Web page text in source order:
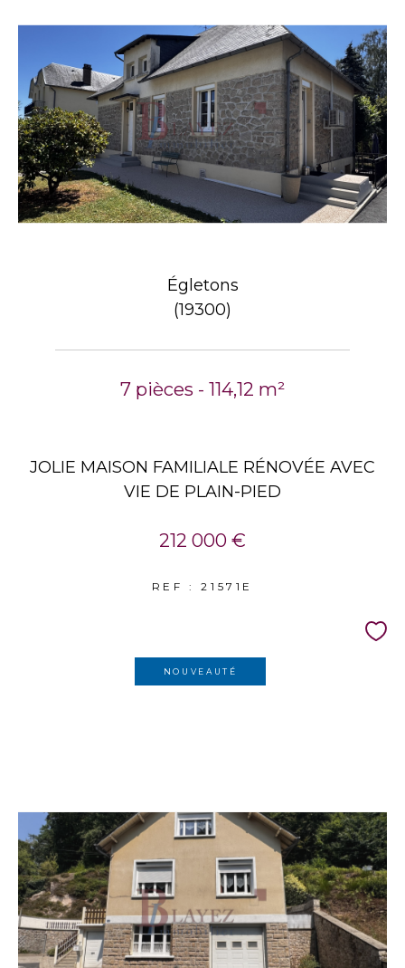
Égletons
(19300)
7 pièces - 114,12 m²
JOLIE MAISON FAMILIALE RÉNOVÉE AVEC
VIE DE PLAIN-PIED
212 000 €
REF : 21571E
NOUVEAUTÉ